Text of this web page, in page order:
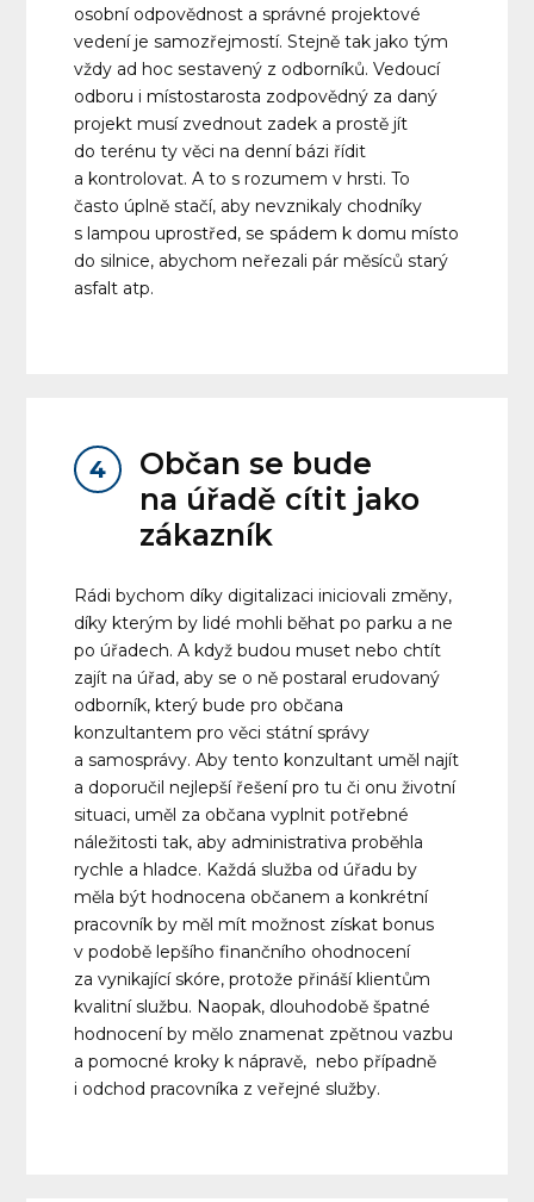
osobní odpovědnost a správné projektové
vedení je samozřejmostí. Stejně tak jako tým
vždy ad hoc sestavený z odborníků. Vedoucí
odboru i místostarosta zodpovědný za daný
projekt musí zvednout zadek a prostě jít
do terénu ty věci na denní bázi řídit
a kontrolovat. A to s rozumem v hrsti. To
často úplně stačí, aby nevznikaly chodníky
s lampou uprostřed, se spádem k domu místo
do silnice, abychom neřezali pár měsíců starý
asfalt atp.
4
Občan se bude
na úřadě cítit jako
zákazník
Rádi bychom díky digitalizaci iniciovali změny,
díky kterým by lidé mohli běhat po parku a ne
po úřadech. A když budou muset nebo chtít
zajít na úřad, aby se o ně postaral erudovaný
odborník, který bude pro občana
konzultantem pro věci státní správy
a samosprávy. Aby tento konzultant uměl najít
a doporučil nejlepší řešení pro tu či onu životní
situaci, uměl za občana vyplnit potřebné
náležitosti tak, aby administrativa proběhla
rychle a hladce. Každá služba od úřadu by
měla být hodnocena občanem a konkrétní
pracovník by měl mít možnost získat bonus
v podobě lepšího finančního ohodnocení
za vynikající skóre, protože přináší klientům
kvalitní službu. Naopak, dlouhodobě špatné
hodnocení by mělo znamenat zpětnou vazbu
a pomocné kroky k nápravě, nebo případně
i odchod pracovníka z veřejné služby.